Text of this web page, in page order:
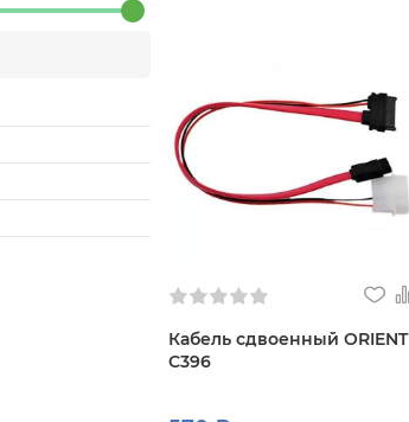
Кабель сдвоенный ORIENT
C396